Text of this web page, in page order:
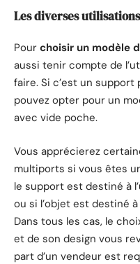
Les diverses
Pour choisir un modèle
aussi tenir compte de
faire. Si c’est un
pouvez opter pour un
avec vide poche.
Vous apprécierez
multiports si vous êtes
le support est destiné à
ou si l’objet est destiné
Dans tous les cas, le
et de son design vous
part d’un vendeur est